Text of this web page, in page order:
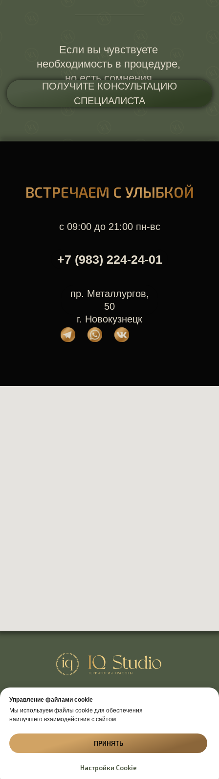
Управление файлами cookie
Мы используем файлы cookie для обеспечения
наилучшего взаимодействия с сайтом.
ПРИНЯТЬ
Настройки Cookie
ВСТРЕЧАЕМ С УЛЫБКОЙ
пр. Металлургов,
50
г. Новокузнецк
с 09:00 до 21:00 пн-вс
+7 (983) 224-24-01
Политика конфиденциальности
Согласие на обработку персональных данных
ИП Каргаполова Ольга Юрьевна ИНН
422804811736 ОГРНИП 322420500007030
На сайте использованы изображения с Freepik